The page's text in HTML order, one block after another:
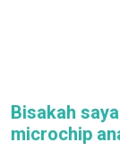
Bisakah
microchip